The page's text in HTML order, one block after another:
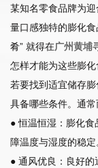
某知名零食品牌为
量口感独特的膨化
肴” 就得在广州黄埔
怎样才能为这些膨化
若要找到适宜储存
具备哪些条件。通
● 恒温恒湿：膨化
障温度与湿度的稳定
● 通风优良：良好